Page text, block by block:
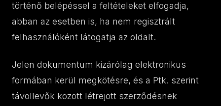
történő belépéssel a feltételeket elfogadja,
abban az esetben is, ha nem regisztrált
felhasználóként látogatja az oldalt.
Jelen dokumentum kizárólag elektronikus
formában kerül megkötésre, és a Ptk. szerint
távollevők között létrejött szerződésnek